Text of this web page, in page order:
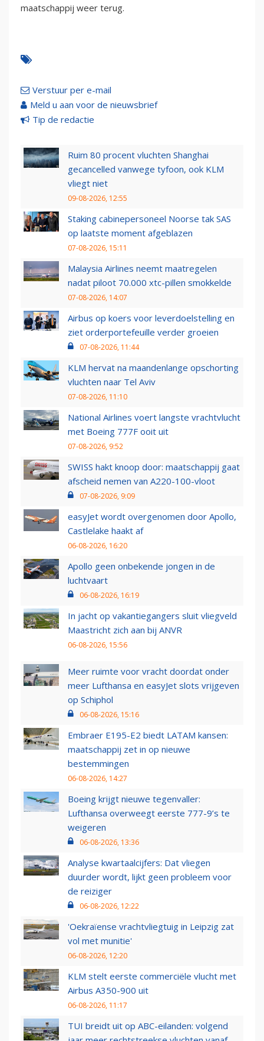
maatschappij weer terug.
Verstuur per e-mail
Meld u aan voor de nieuwsbrief
Tip de redactie
Ruim 80 procent vluchten Shanghai
gecancelled vanwege tyfoon, ook KLM
vliegt niet
09-08-2026, 12:55
Staking cabinepersoneel Noorse tak SAS
op laatste moment afgeblazen
07-08-2026, 15:11
Malaysia Airlines neemt maatregelen
nadat piloot 70.000 xtc-pillen smokkelde
07-08-2026, 14:07
Airbus op koers voor leverdoelstelling en
ziet orderportefeuille verder groeien
07-08-2026, 11:44
KLM hervat na maandenlange opschorting
vluchten naar Tel Aviv
07-08-2026, 11:10
National Airlines voert langste vrachtvlucht
met Boeing 777F ooit uit
07-08-2026, 9:52
SWISS hakt knoop door: maatschappij gaat
afscheid nemen van A220-100-vloot
07-08-2026, 9:09
easyJet wordt overgenomen door Apollo,
Castlelake haakt af
06-08-2026, 16:20
Apollo geen onbekende jongen in de
luchtvaart
06-08-2026, 16:19
In jacht op vakantiegangers sluit vliegveld
Maastricht zich aan bij ANVR
06-08-2026, 15:56
Meer ruimte voor vracht doordat onder
meer Lufthansa en easyJet slots vrijgeven
op Schiphol
06-08-2026, 15:16
Embraer E195-E2 biedt LATAM kansen:
maatschappij zet in op nieuwe
bestemmingen
06-08-2026, 14:27
Boeing krijgt nieuwe tegenvaller:
Lufthansa overweegt eerste 777-9’s te
weigeren
06-08-2026, 13:36
Analyse kwartaalcijfers: Dat vliegen
duurder wordt, lijkt geen probleem voor
de reiziger
06-08-2026, 12:22
'Oekraïense vrachtvliegtuig in Leipzig zat
vol met munitie'
06-08-2026, 12:20
KLM stelt eerste commerciële vlucht met
Airbus A350-900 uit
06-08-2026, 11:17
TUI breidt uit op ABC-eilanden: volgend